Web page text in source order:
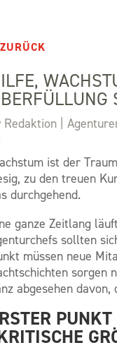
ZURÜCK
Redaktion |
ist der
zu den treuen
durchgehend.
ganze Zeitlang
sollten
müssen neue
sorgen
abgesehen